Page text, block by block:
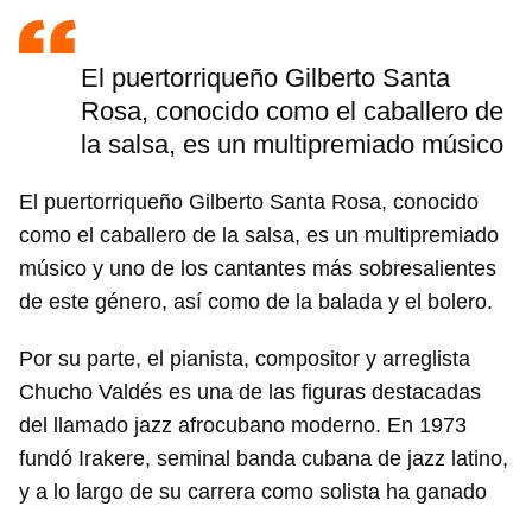
El puertorriqueño Gilberto Santa
Rosa, conocido como el caballero de
la salsa, es un multipremiado músico
El puertorriqueño Gilberto Santa Rosa, conocido
como el caballero de la salsa, es un multipremiado
músico y uno de los cantantes más sobresalientes
de este género, así como de la balada y el bolero.
Por su parte, el pianista, compositor y arreglista
Chucho Valdés es una de las figuras destacadas
del llamado jazz afrocubano moderno. En 1973
fundó Irakere, seminal banda cubana de jazz latino,
y a lo largo de su carrera como solista ha ganado